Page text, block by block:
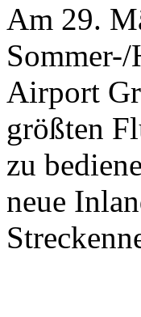
Am 29.
Airport
größten
zu
neue